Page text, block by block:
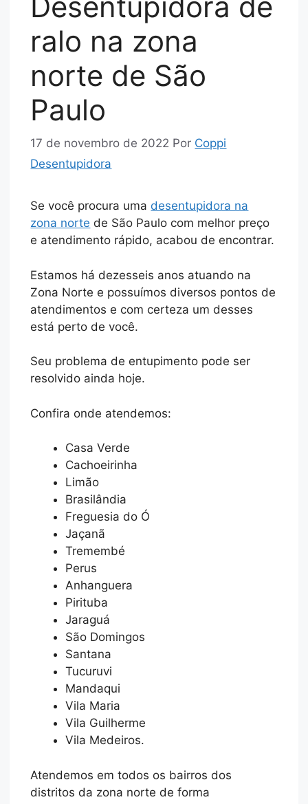
ralo na zona
norte de São
Paulo
17 de novembro de 2022 Por Coppi
Desentupidora
Se você procura uma desentupidora na
zona norte de São Paulo com melhor preço
e atendimento rápido, acabou de encontrar.
Estamos há dezesseis anos atuando na
Zona Norte e possuímos diversos pontos de
atendimentos e com certeza um desses
está perto de você.
Seu problema de entupimento pode ser
resolvido ainda hoje.
Confira onde atendemos:
Casa Verde
Cachoeirinha
Limão
Brasilândia
Freguesia do Ó
Jaçanã
Tremembé
Perus
Anhanguera
Pirituba
Jaraguá
São Domingos
Santana
Tucuruvi
Mandaqui
Vila Maria
Vila Guilherme
Vila Medeiros.
Atendemos em todos os bairros dos
distritos da zona norte de forma